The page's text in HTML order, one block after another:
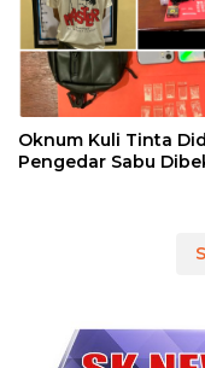
Oknum Kuli Tinta
Pengedar Sabu